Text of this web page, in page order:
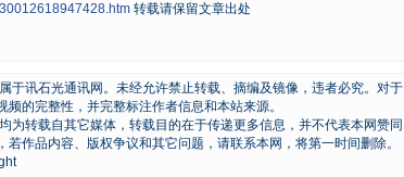
转载请保留文章出处
于讯石光通讯网。未经允许禁止转载、摘编及镜像，违者必究。对于
的完整性，并完整标注作者信息和本站来源。
为转载自其它媒体，转载目的在于传递更多信息，并不代表本网赞同
作品内容、版权争议和其它问题，请联系本网，将第一时间删除。